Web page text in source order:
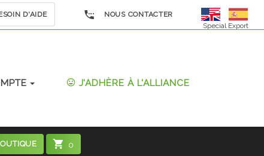
D'AIDE
NOUS CONTACTER
Special Export
J'ADHÈRE À L'ALLIANCE
0